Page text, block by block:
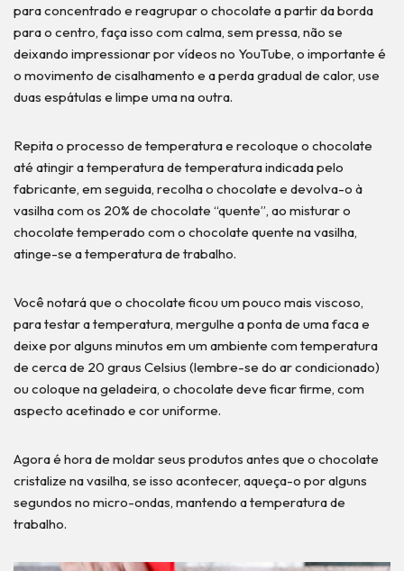
para concentrado e reagrupar o chocolate a partir da borda
para o centro, faça isso com calma, sem pressa, não se
deixando impressionar por vídeos no YouTube, o importante é
o movimento de cisalhamento e a perda gradual de calor, use
duas espátulas e limpe uma na outra.
Repita o processo de temperatura e recoloque o chocolate
até atingir a temperatura de temperatura indicada pelo
fabricante, em seguida, recolha o chocolate e devolva-o à
vasilha com os 20% de chocolate “quente”, ao misturar o
chocolate temperado com o chocolate quente na vasilha,
atinge-se a temperatura de trabalho.
Você notará que o chocolate ficou um pouco mais viscoso,
para testar a temperatura, mergulhe a ponta de uma faca e
deixe por alguns minutos em um ambiente com temperatura
de cerca de 20 graus Celsius (lembre-se do ar condicionado)
ou coloque na geladeira, o chocolate deve ficar firme, com
aspecto acetinado e cor uniforme.
Agora é hora de moldar seus produtos antes que o chocolate
cristalize na vasilha, se isso acontecer, aqueça-o por alguns
segundos no micro-ondas, mantendo a temperatura de
trabalho.